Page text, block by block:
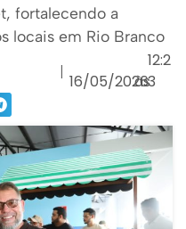
fortalecendo a
locais em Rio Branco
|
16/05/2026
às
12:2
3